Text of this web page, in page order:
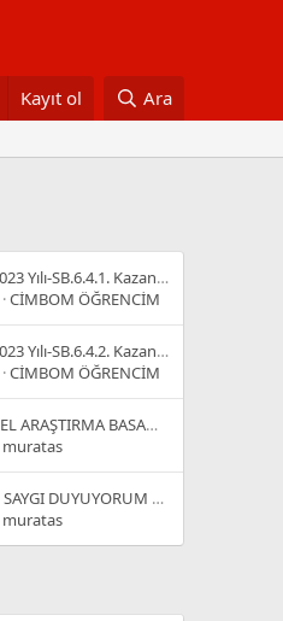
Kayıt ol Ara
YENİ-2022-2023 Yılı-SB.6.4.1. Kazanım SBS ve İOKBS Çıkmış Sorular-Sosyal Bilimlerin Toplum Hayatına Etkisi
CİMBOM ÖĞRENCİM
YENİ-2022-2023 Yılı-SB.6.4.2. Kazanım SBS ve İOKBS Çıkmış Sorular-Gelecekteki Yaşam
CİMBOM ÖĞRENCİM
6.4.3 BİLİMSEL ARAŞTIRMA BASAMAKLARI KAZANIM TESTİ
muratas
6.4.4 EMEĞE SAYGI DUYUYORUM KAZANIM TESTİ
muratas